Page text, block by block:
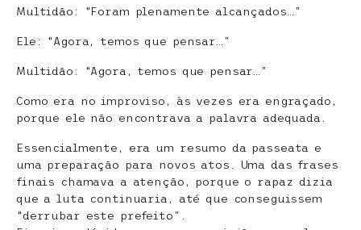
Multidão: “Foram plenamente alcançados…”
Ele: “Agora, temos que pensar…”
Multidão: “Agora, temos que pensar…”
Como era no improviso, às vezes era engraçado,
porque ele não encontrava a palavra adequada.
Essencialmente, era um resumo da passeata e
uma preparação para novos atos. Uma das frases
finais chamava a atenção, porque o rapaz dizia
que a luta continuaria, até que conseguissem
“derrubar este prefeito”.